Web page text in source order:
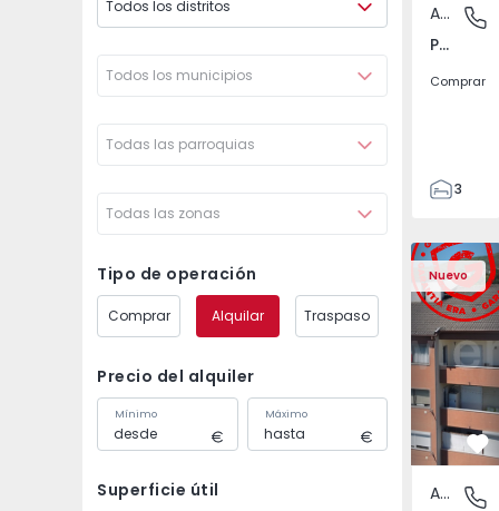
Todos los distritos
Todos los municipios
Todas las parroquias
Todas las zonas
Tipo de operación
Comprar Alquilar Traspaso
Precio del alquiler
Mínimo Máximo
Superficie útil
Póvoa
Apartamento
Póvoa de Varzim, Beiriz e Argivai, Porto
Comprar
3
138
153
2
Nuevo
Apartamento T2
Covilhã
Apartamento